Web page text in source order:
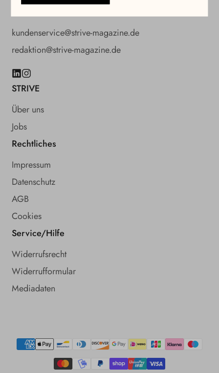
kundenservice@strive-magazine.de
redaktion@strive-magazine.de
LinkedIn
Instagram
STRIVE
Über uns
Jobs
Rechtliches
Impressum
Datenschutz
AGB
Cookies
Service/Hilfe
Widerrufsrecht
Widerrufformular
Mediadaten
Zahlungsmethoden